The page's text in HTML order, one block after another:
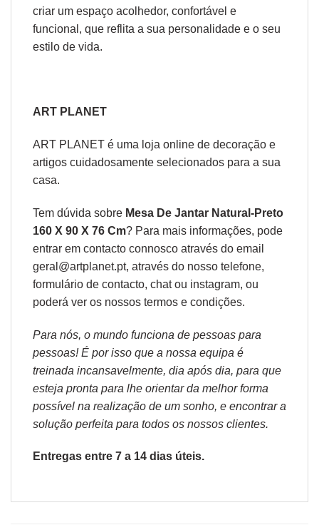
criar um espaço acolhedor, confortável e
funcional, que reflita a sua personalidade e o seu
estilo de vida.
ART PLANET
ART PLANET é uma loja online de decoração e
artigos cuidadosamente selecionados para a sua
casa.
Tem dúvida sobre Mesa De Jantar Natural-Preto
160 X 90 X 76 Cm? Para mais informações, pode
entrar em contacto connosco através do email
geral@artplanet.pt, através do nosso telefone,
formulário de contacto, chat ou instagram, ou
poderá ver os nossos termos e condições.
Para nós, o mundo funciona de pessoas para
pessoas! É por isso que a nossa equipa é
treinada incansavelmente, dia após dia, para que
esteja pronta para lhe orientar da melhor forma
possível na realização de um sonho, e encontrar a
solução perfeita para todos os nossos clientes.
Entregas entre 7 a 14 dias úteis.